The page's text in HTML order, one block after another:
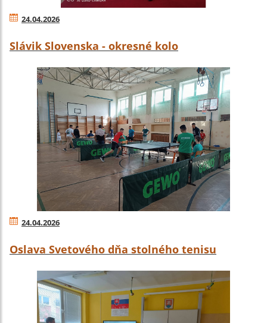
24.04.2026
Slávik Slovenska - okresné kolo
24.04.2026
Oslava Svetového dňa stolného tenisu